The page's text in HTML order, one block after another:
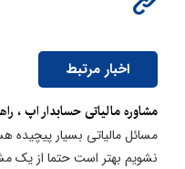
اخبار مرتبط
مشاوره مالیاتی حسابدار اپ ،
مسائل مالیاتی بسیار پیچیده
نشویم بهتر است حتما از یک